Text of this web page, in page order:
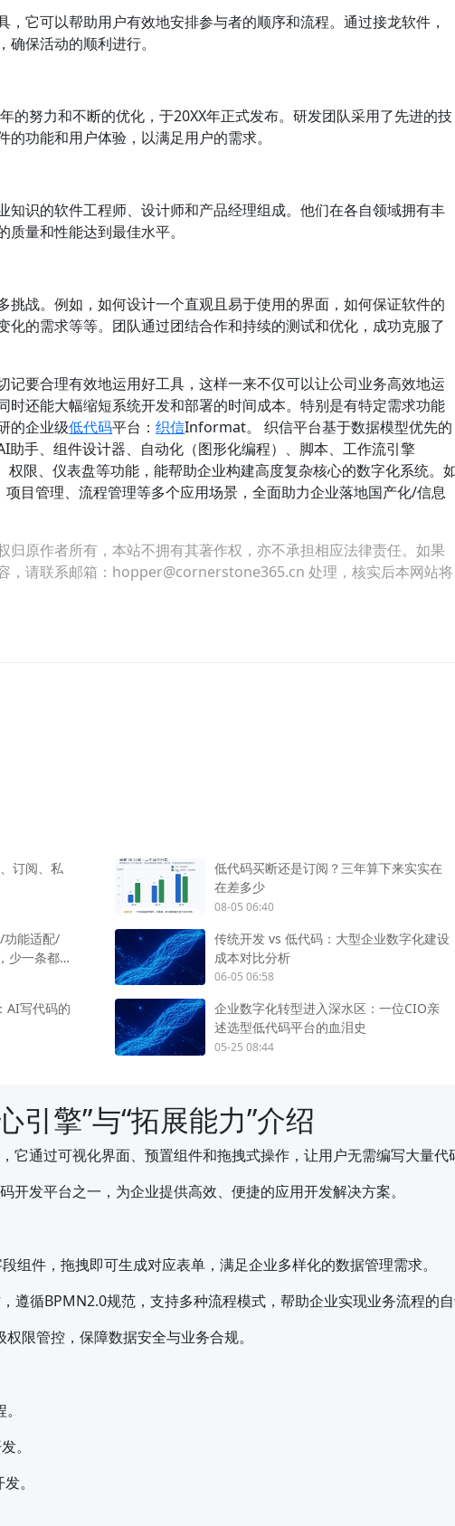
它可以帮助用户有效地安排参与者的顺序和流程。通过接龙软件，
保活动的顺利进行。
的努力和不断的优化，于20XX年正式发布。研发团队采用了先进的技
功能和用户体验，以满足用户的需求。
知识的软件工程师、设计师和产品经理组成。他们在各自领域拥有丰
量和性能达到最佳水平。
挑战。例如，如何设计一个直观且易于使用的界面，如何保证软件的
化的需求等等。团队通过团结合作和持续的测试和优化，成功克服了
记要合理有效地运用好工具，这样一来不仅可以让公司业务高效地运
时还能大幅缩短系统开发和部署的时间成本。特别是有特定需求功能
的企业级低代码平台 ：织信Informat。 织信平台基于数据模型优先的
助手、组件设计器、自动化（图形化编程）、脚本、工作流引擎
权限、仪表盘等功能，能帮助企业构建高度复杂核心的数字化系统。
项目管理、流程管理等多个应用场景，全面助力企业落地国产化/信息
归原作者所有，本站不拥有其著作权，亦不承担相应法律责任。如果
，请联系邮箱：hopper@cornerstone365.cn 处理，核实后本网站将
订阅、私
低代码买断还是订阅？三年算下来实实在
在差多少
08-05 06:40
功能适配/
少一条都
传统开发 vs 低代码：大型企业数字化建设
成本对比分析
06-05 06:58
AI写代码的
企业数字化转型进入深水区：一位CIO亲
述选型低代码平台的血泪史
05-25 08:44
引擎”与“拓展能力”介绍
它通过可视化界面、预置组件和拖拽式操作，让用户无需编写大量代
开发平台之一，为企业提供高效、便捷的应用开发解决方案。
组件，拖拽即可生成对应表单，满足企业多样化的数据管理需求。
遵循BPMN2.0规范，支持多种流程模式，帮助企业实现业务流程的自
限管控，保障数据安全与业务合规。
。
。